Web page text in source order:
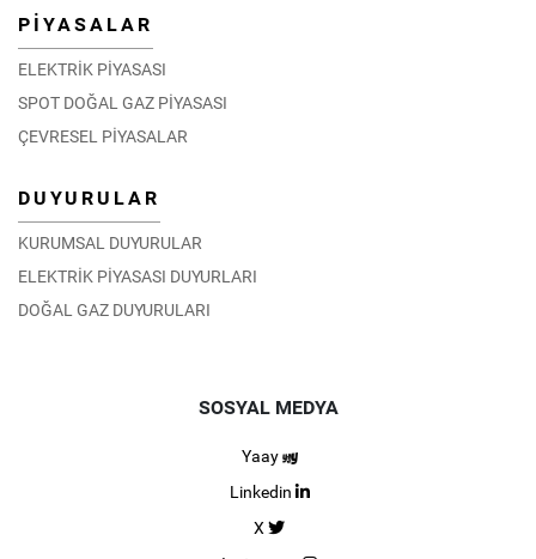
PİYASALAR
ELEKTRİK PİYASASI
SPOT DOĞAL GAZ PİYASASI
ÇEVRESEL PİYASALAR
DUYURULAR
KURUMSAL DUYURULAR
ELEKTRİK PİYASASI DUYURLARI
DOĞAL GAZ DUYURULARI
SOSYAL MEDYA
Yaay
Linkedin
X